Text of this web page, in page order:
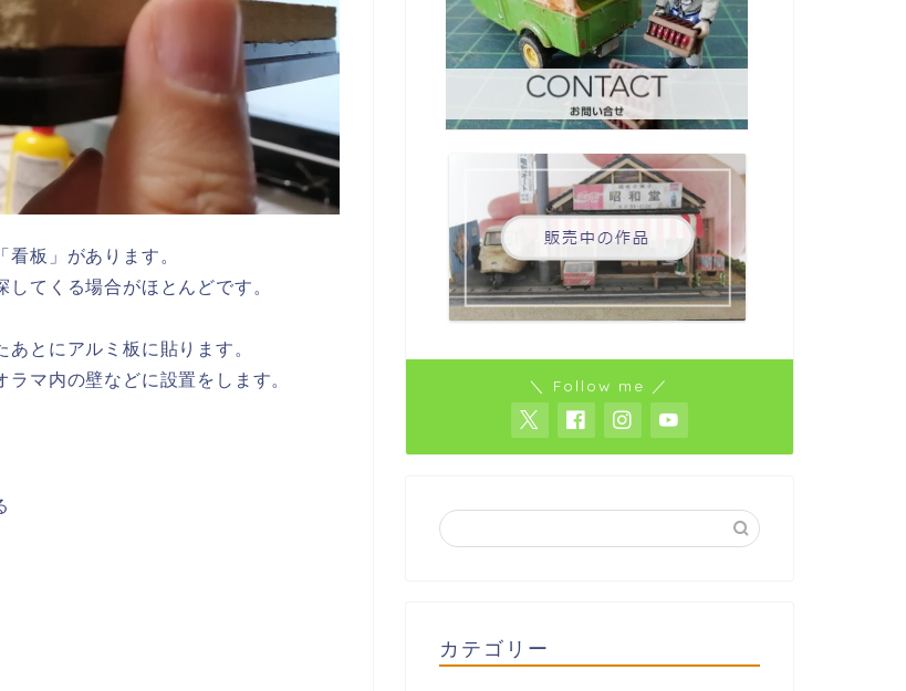
板」があります。
てくる場合がほとんどです。
とにアルミ板に貼ります。
マ内の壁などに設置をします。
＼ Follow me ／
カテゴリー